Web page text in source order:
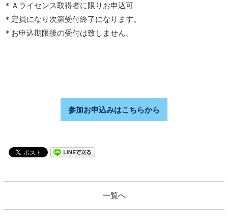
＊Ａライセンス取得者に限りお申込可
＊定員になり次第受付終了になります。
＊お申込期限後の受付は致しません。
参加お申込みはこちらから
一覧へ